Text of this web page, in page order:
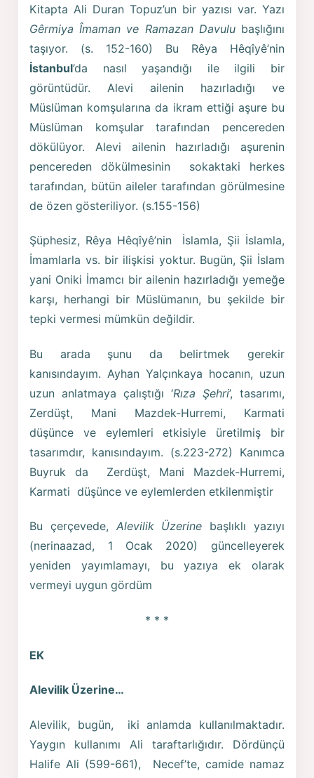
Kitapta Ali Duran Topuz’un bir yazısı var. Yazı
Gêrmiya Îmaman ve Ramazan Davulubaşlığını
taşıyor. (s. 152-160) Bu Rêya Hêqîyê’nin
İstanbul’da nasıl yaşandığı ile ilgili bir
görüntüdür. Alevi ailenin hazırladığı ve
Müslüman komşularına da ikram ettiği aşure bu
Müslüman komşular tarafından pencereden
dökülüyor. Alevi ailenin hazırladığı aşurenin
pencereden dökülmesinin sokaktaki herkes
tarafından, bütün aileler tarafından görülmesine
de özen gösteriliyor. (s.155-156)
Şüphesiz, Rêya Hêqîyê’nin İslamla, Şii İslamla,
İmamlarla vs. bir ilişkisi yoktur. Bugün, Şii İslam
yani Oniki İmamcı bir ailenin hazırladığı yemeğe
karşı, herhangi bir Müslümanın, bu şekilde bir
tepki vermesi mümkün değildir.
Bu arada şunu da belirtmek gerekir
kanısındayım. Ayhan Yalçınkaya hocanın, uzun
uzun anlatmaya çalıştığı ‘Rıza Şehri’, tasarımı,
Zerdüşt, Mani Mazdek-Hurremi, Karmati
düşünce ve eylemleri etkisiyle üretilmiş bir
tasarımdır, kanısındayım. (s.223-272) Kanımca
Buyruk da Zerdüşt, Mani Mazdek-Hurremi,
Karmati düşünce ve eylemlerden etkilenmiştir
Bu çerçevede, Alevilik Üzerine başlıklı yazıyı
(nerinaazad, 1 Ocak 2020) güncelleyerek
yeniden yayımlamayı, bu yazıya ek olarak
vermeyi uygun gördüm
* * *
EK
Alevilik Üzerine…
Alevilik, bugün, iki anlamda kullanılmaktadır.
Yaygın kullanımı Ali taraftarlığıdır. Dördünçü
Halife Ali (599-661), Necef’te, camide namaz